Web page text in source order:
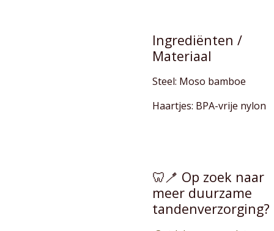
Ingrediënten /
Materiaal
Steel: Moso bamboe
Haartjes: BPA-vrije nylon
🦷🪥 Op zoek naar
meer duurzame
tandenverzorging?